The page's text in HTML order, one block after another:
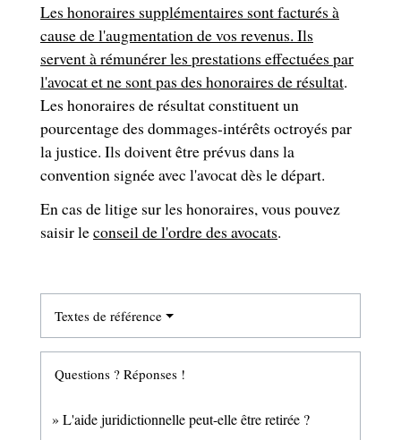
Les honoraires supplémentaires sont facturés à
cause de l'augmentation de vos revenus. Ils
servent à rémunérer les prestations effectuées par
l'avocat et ne sont pas des honoraires de résultat.
Les honoraires de résultat constituent un
pourcentage des dommages-intérêts octroyés par
la justice. Ils doivent être prévus dans la
convention signée avec l'avocat dès le départ.
En cas de litige sur les honoraires, vous pouvez
saisir leconseil de l'ordre des avocats.
Textes de référence
Questions ? Réponses !
L'aide juridictionnelle peut-elle être retirée ?